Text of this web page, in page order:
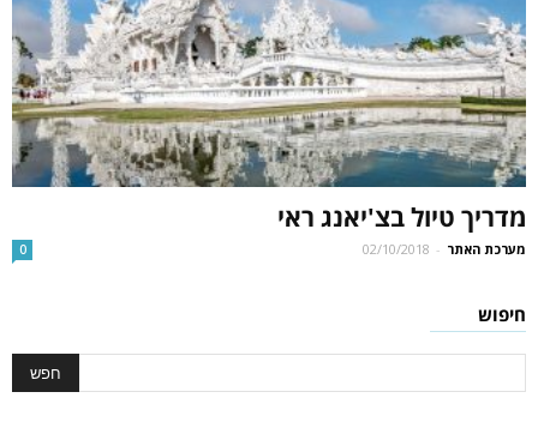
מדריך טיול בצ'יאנג ראי
מערכת האתר -
02/10/2018
0
חיפוש